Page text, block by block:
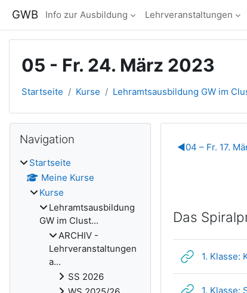
GWB Info zur Ausbildung Lehrveranstaltungen
05 - Fr. 24. März 2023
Startseite Kurse Lehramtsausbildung GW im
◀︎04 – Fr. 17.
Das
1. Klasse:
1. Klasse:
Blöcke
Navigation
Startseite
Meine Kurse
Kurse
Lehramtsausbildung
GW im Clust...
ARCHIV -
Lehrveranstaltungen
a...
SS 2026